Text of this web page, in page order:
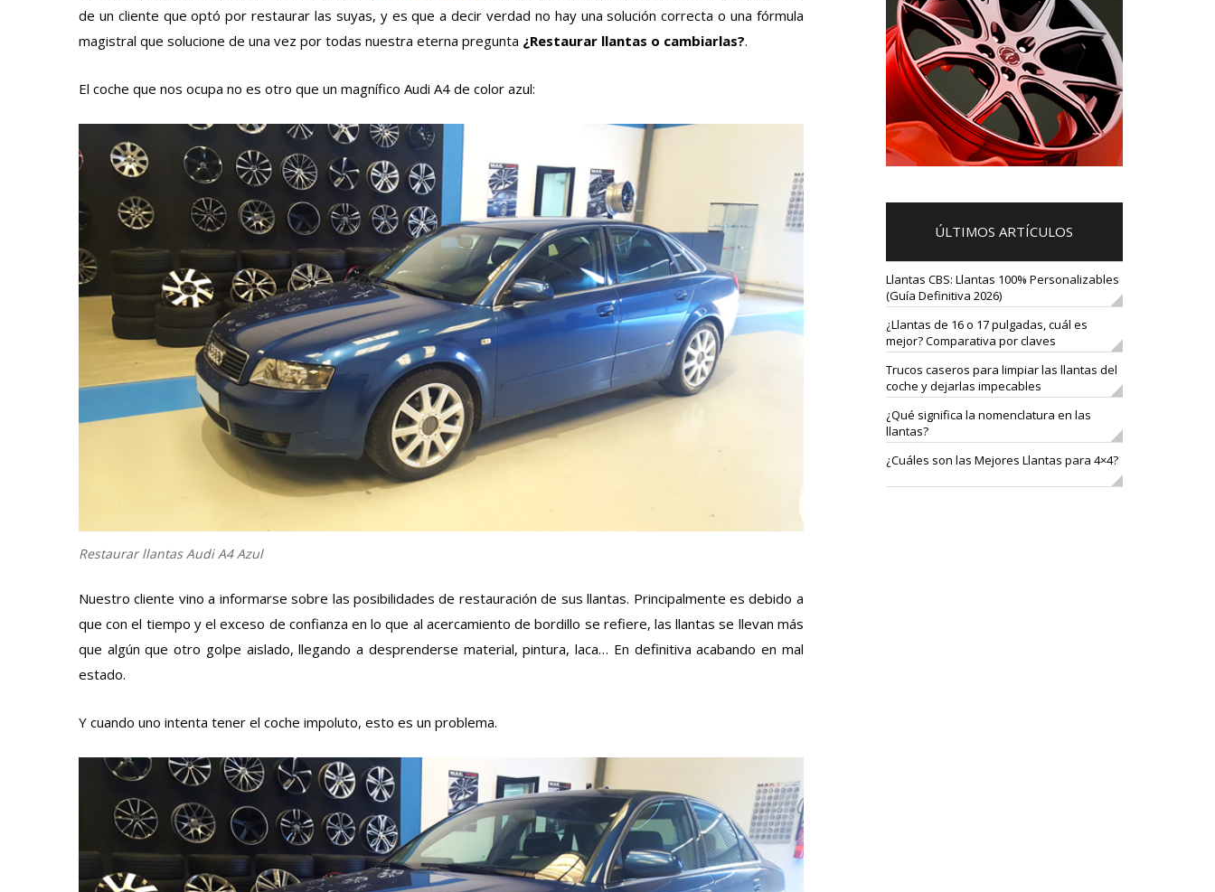
de un cliente que optó por restaurar las suyas, y es que a decir verdad no hay una solución correcta o una fórmula
magistral que solucione de una vez por todas nuestra eterna pregunta ¿Restaurar llantas o cambiarlas?.
El coche que nos ocupa no es otro que un magnífico Audi A4 de color azul:
Restaurar llantas Audi A4 Azul
Nuestro cliente vino a informarse sobre las posibilidades de restauración de sus llantas. Principalmente es debido a
que con el tiempo y el exceso de confianza en lo que al acercamiento de bordillo se refiere, las llantas se llevan más
que algún que otro golpe aislado, llegando a desprenderse material, pintura, laca… En definitiva acabando en mal
estado.
Y cuando uno intenta tener el coche impoluto, esto es un problema.
ÚLTIMOS ARTÍCULOS
Llantas CBS: Llantas 100% Personalizables
(Guía Definitiva 2026)
¿Llantas de 16 o 17 pulgadas, cuál es
mejor? Comparativa por claves
Trucos caseros para limpiar las llantas del
coche y dejarlas impecables
¿Qué significa la nomenclatura en las
llantas?
¿Cuáles son las Mejores Llantas para 4×4?